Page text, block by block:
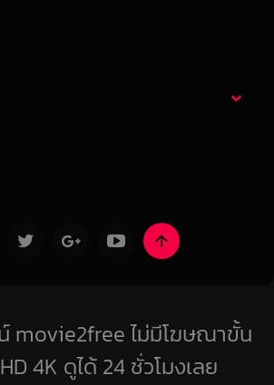
movie2free ไม่มีโฆษณาขั้น
4K ดูได้ 24 ชั่วโมงเลย